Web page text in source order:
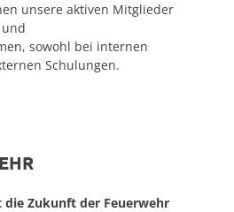
unsere aktiven Mitglieder
sowohl bei internen
Schulungen.
die Zukunft der Feuerwehr